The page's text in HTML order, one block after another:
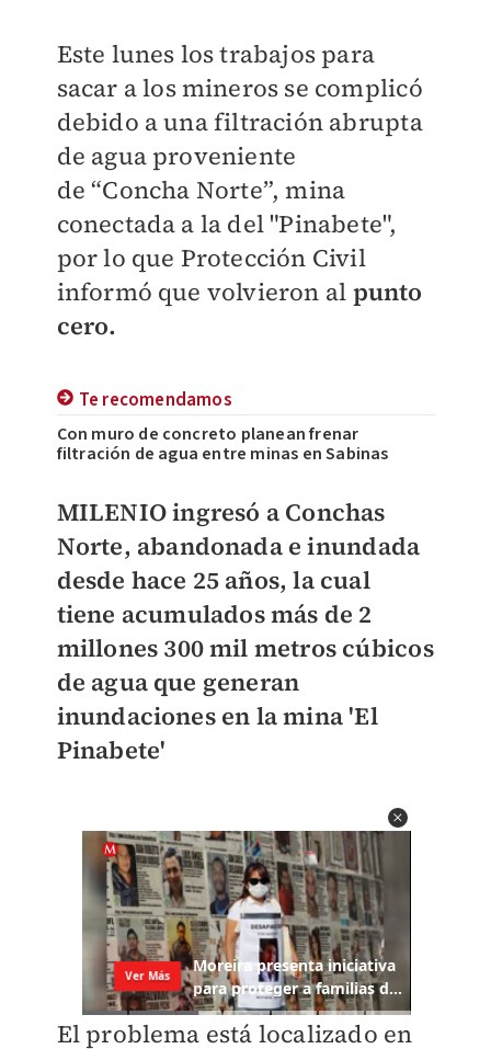
Este lunes los trabajos para
sacar a los mineros se complicó
debido a una filtración abrupta
de agua proveniente
de “Concha Norte”, mina
conectada a la del "Pinabete",
por lo que Protección Civil
informó que volvieron al punto
cero.
Te recomendamos
Con muro de concreto planean frenar
filtración de agua entre minas en Sabinas
MILENIOingresó a Conchas
Norte, abandonada e inundada
desde hace 25 años, la cual
tiene acumulados más de 2
millones 300 mil metros cúbicos
de agua que generan
inundaciones en la mina 'El
Pinabete'
El problema está localizado en